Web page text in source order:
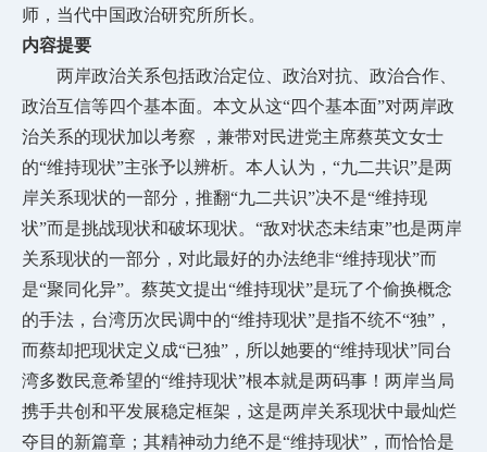
师，当代中国政治研究所所长。
内容提要
两岸政治关系包括政治定位、政治对抗、政治合作、
政治互信等四个基本面。本文从这“四个基本面”对两岸政
治关系的现状加以考察 ，兼带对民进党主席蔡英文女士
的“维持现状”主张予以辨析。本人认为，“九二共识”是两
岸关系现状的一部分，推翻“九二共识”决不是“维持现
状”而是挑战现状和破坏现状。“敌对状态未结束”也是两岸
关系现状的一部分，对此最好的办法绝非“维持现状”而
是“聚同化异”。蔡英文提出“维持现状”是玩了个偷换概念
的手法，台湾历次民调中的“维持现状”是指不统不“独”，
而蔡却把现状定义成“已独”，所以她要的“维持现状”同台
湾多数民意希望的“维持现状”根本就是两码事！两岸当局
携手共创和平发展稳定框架，这是两岸关系现状中最灿烂
夺目的新篇章；其精神动力绝不是“维持现状”，而恰恰是